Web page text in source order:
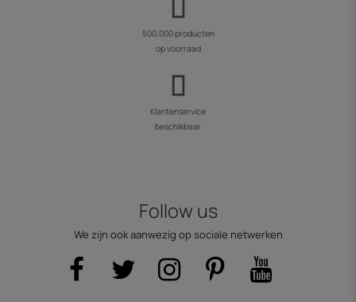
500.000 producten
op voorraad
Klantenservice
beschikbaar
Follow us
We zijn ook aanwezig op sociale netwerken